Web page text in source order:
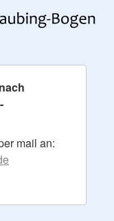
mail an: